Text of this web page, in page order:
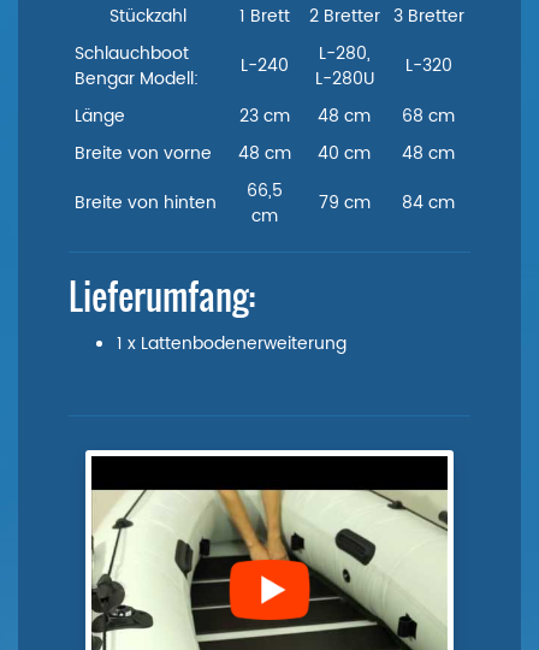
Stückzahl 1 Brett 2 Bretter 3 Bretter
Schlauchboot
Bengar Modell:
L-240
L-280,
L-280U
L-320
Länge
23 cm 48 cm
68 cm
Breite von vorne
48 cm 40 cm
48 cm
Breite von hinten
66,5
cm
79 cm 84 cm
Lieferumfang:
1 x Lattenbodenerweiterung